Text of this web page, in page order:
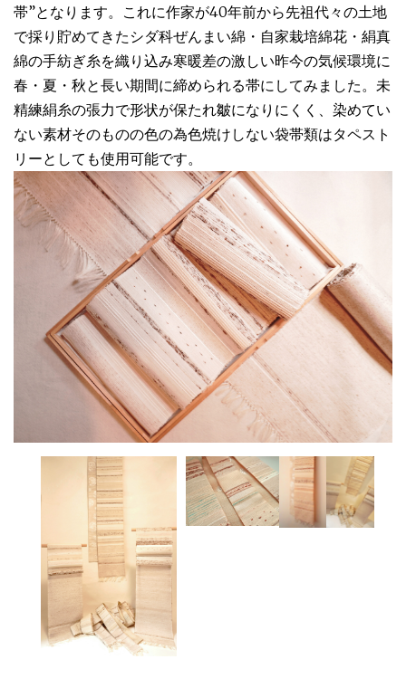
帯”となります。これに作家が40年前から先祖代々の土地
で採り貯めてきたシダ科ぜんまい綿・自家栽培綿花・絹真
綿の手紡ぎ糸を織り込み寒暖差の激しい昨今の気候環境に
春・夏・秋と長い期間に締められる帯にしてみました。未
精練絹糸の張力で形状が保たれ皺になりにくく、染めてい
ない素材そのものの色の為色焼けしない袋帯類はタペスト
リーとしても使用可能です。